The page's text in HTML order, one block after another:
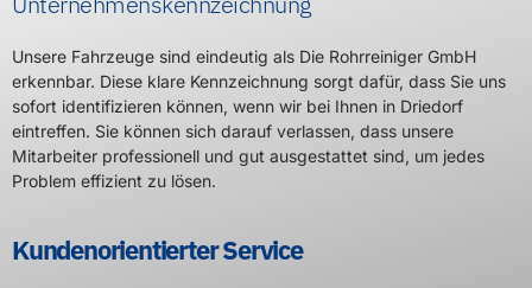
Unsere Fahrzeuge sind eindeutig als Die Rohrreiniger GmbH
erkennbar. Diese klare Kennzeichnung sorgt dafür, dass Sie uns
sofort identifizieren können, wenn wir bei Ihnen in Driedorf
eintreffen. Sie können sich darauf verlassen, dass unsere
Mitarbeiter professionell und gut ausgestattet sind, um jedes
Problem effizient zu lösen.
Kundenorientierter Service